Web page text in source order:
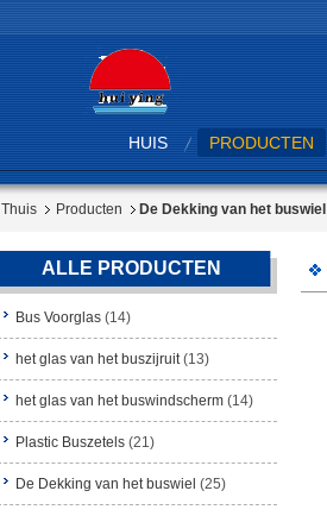
HUIS PRODUCTEN
Thuis Producten De Dekking van het buswiel
ALLE PRODUCTEN
Bus Voorglas (14)
het glas van het buszijruit (13)
het glas van het buswindscherm (14)
Plastic Buszetels (21)
De Dekking van het buswiel (25)